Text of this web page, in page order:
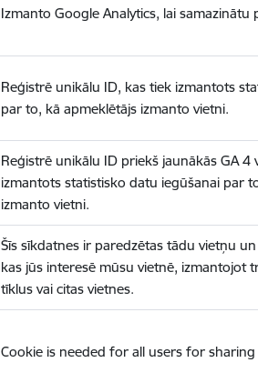
Izmanto Google Analytics, lai samazinātu
Reģistrē unikālu ID, kas tiek izmantots
par to, kā apmeklētājs izmanto vietni.
Reģistrē unikālu ID priekš jaunākās GA 4
izmantots statistisko datu iegūšanai par
izmanto vietni.
Šīs sīkdatnes ir paredzētas tādu vietņu
kas jūs interesē mūsu vietnē, izmantojot
tīklus vai citas vietnes.
Cookie is needed for all users for